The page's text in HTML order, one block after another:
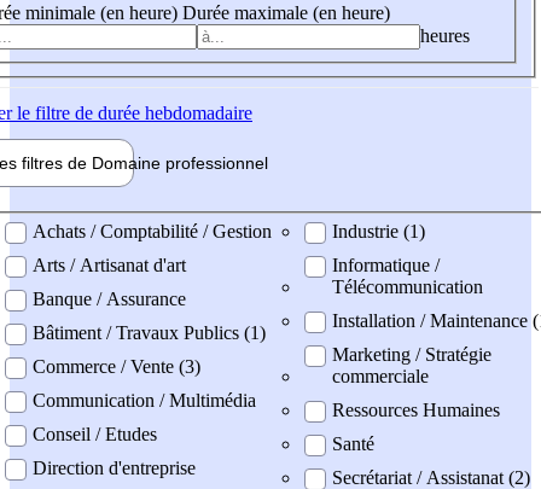
minimale (en heure) Durée maximale (en heure)
heures
le filtre de durée hebdomadaire
filtres de Domaine professionnel
professionel
Achats / Comptabilité / Gestion
Arts / Artisanat d'art
Banque / Assurance
Bâtiment / Travaux Publics (1)
Commerce / Vente (3)
Communication / Multimédia
Conseil / Etudes
Direction d'entreprise
Industrie (1)
Informatique /
Télécommunication
Installation / Maintenance
Marketing / Stratégie
commerciale
Ressources Humaines
Santé
Secrétariat / Assistanat (2)